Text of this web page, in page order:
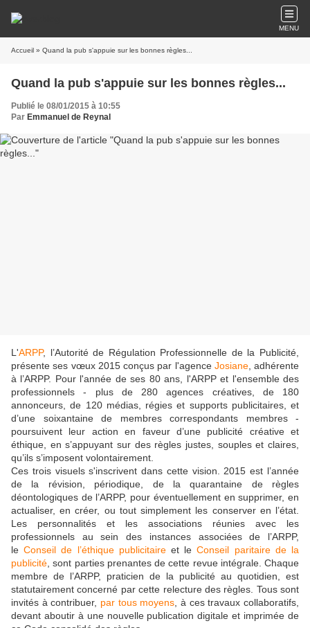
MENU
Accueil » Quand la pub s'appuie sur les bonnes règles...
Quand la pub s'appuie sur les bonnes règles...
Publié le 08/01/2015 à 10:55
Par Emmanuel de Reynal
L'ARPP, l’Autorité de Régulation Professionnelle de la Publicité,
présente ses vœux 2015 conçus par l'agence Josiane, adhérente
à l’ARPP. Pour l'année de ses 80 ans, l'ARPP et l'ensemble des
professionnels - plus de 280 agences créatives, de 180
annonceurs, de 120 médias, régies et supports publicitaires, et
d’une soixantaine de membres correspondants membres -
poursuivent leur action en faveur d’une publicité créative et
éthique, en s’appuyant sur des règles justes, souples et claires,
qu’ils s’imposent volontairement.
Ces trois visuels s'inscrivent dans cette vision. 2015 est l’année
de la révision, périodique, de la quarantaine de règles
déontologiques de l’ARPP, pour éventuellement en supprimer, en
actualiser, en créer, ou tout simplement les conserver en l’état.
Les personnalités et les associations réunies avec les
professionnels au sein des instances associées de l’ARPP,
leConseil de l’éthique publicitaireet leConseil paritaire de la
publicité , sont parties prenantes de cette revue intégrale. Chaque
membre de l’ARPP, praticien de la publicité au quotidien, est
statutairement concerné par cette relecture des règles. Tous sont
invités à contribuer, par tous moyens , à ces travaux collaboratifs,
devant aboutir à une nouvelle publication digitale et imprimée de